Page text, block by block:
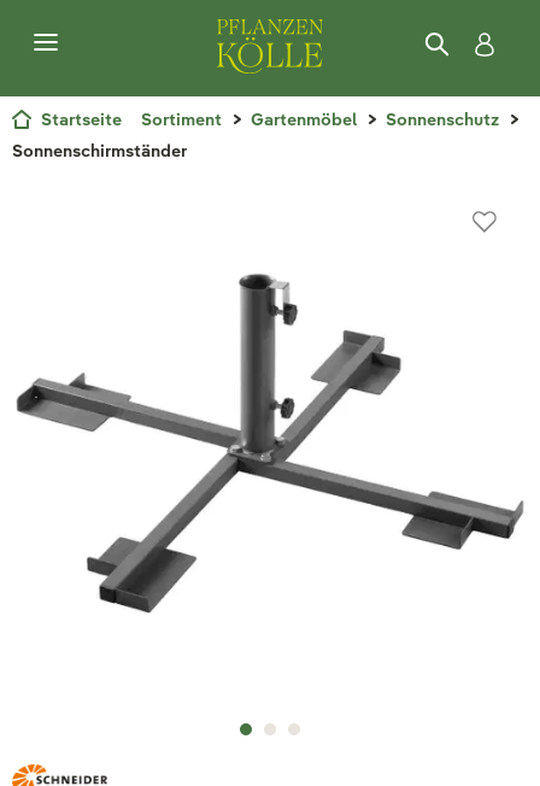
Startseite Sortiment Gartenmöbel
Sonnenschutz
Sonnenschirmständer